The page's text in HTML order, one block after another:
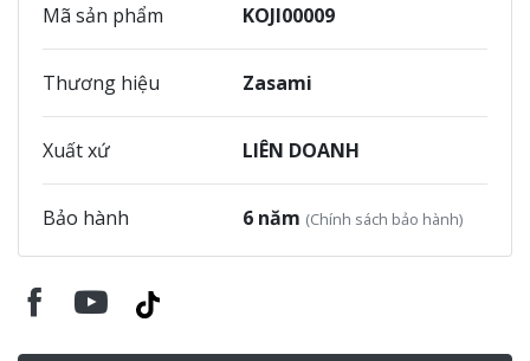
Mã sản phẩm KOJI00009
Thương hiệu Zasami
Xuất xứ LIÊN DOANH
Bảo hành 6 năm (Chính sách bảo hành)